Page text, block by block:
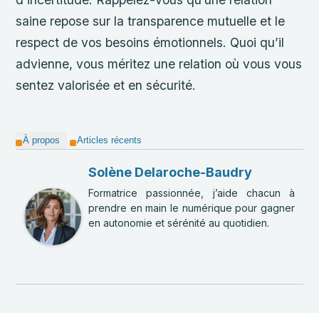
saine repose sur la transparence mutuelle et le
respect de vos besoins émotionnels. Quoi qu’il
advienne, vous méritez une relation où vous vous
sentez valorisée et en sécurité.
À propos Articles récents
Solène Delaroche-Baudry
Formatrice passionnée, j’aide chacun à
prendre en main le numérique pour gagner
en autonomie et sérénité au quotidien.